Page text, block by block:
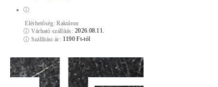
ⓘ
Elérhetőség:Raktáron
ⓘ Várható szállítás: 2026.08.11.
ⓘ Szállítási ár: 1190 Ft-tól